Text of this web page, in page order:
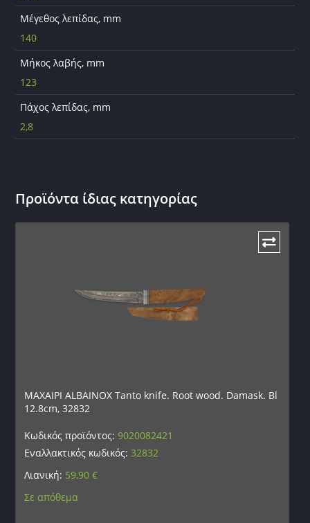
Μέγεθος λεπίδας, mm
140
Μήκος λαβής, mm
123
Πάχος λεπίδας, mm
2,8
Προϊόντα ίδιας κατηγορίας
ΜΑΧΑΙΡΙ ALBAINOX Tanto knife. Root wood. Damask. Bl
12.8cm, 32832
Κωδικός προϊόντος:9020082421
Εναλλακτικός κωδικός: 32832
Λιανική: 59,90€
Σε απόθεμα